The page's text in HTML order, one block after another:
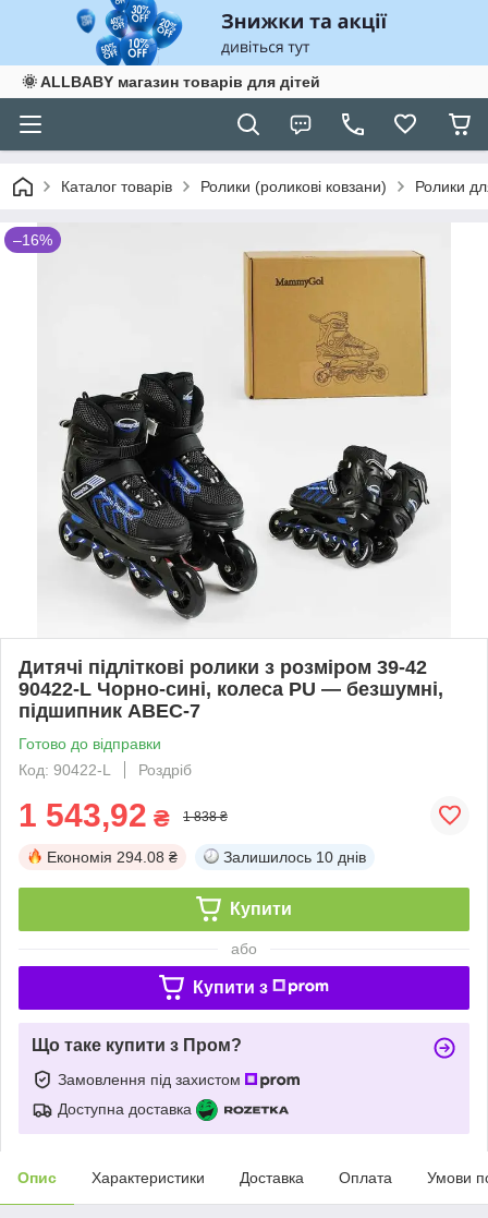
🌞 ALLBABY магазин товарів для дітей
Каталог товарів Ролики (роликові ковзани) Ролики
–16%
Дитячі підліткові ролики з розміром 39-42
90422-L Чорно-сині, колеса PU — безшумні,
підшипник ABEC-7
Готово до відправки
Код: 90422-L
Роздріб
1 543,92 ₴ 1 838 ₴
Економія 294.08 ₴ Залишилось 10 днів
Купити
або
Купити з
Що таке купити з Пром?
Замовлення під захистом
Доступна доставка
Опис Характеристики Доставка Оплата Умови